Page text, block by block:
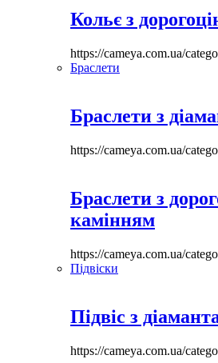
Кольє з
https://cameya.com.ua/
Браслети
Браслети з
https://cameya.com.ua/
Браслети з
камінням
https://cameya.com.ua/
Підвіски
Підвіс з
https://cameya.com.ua/